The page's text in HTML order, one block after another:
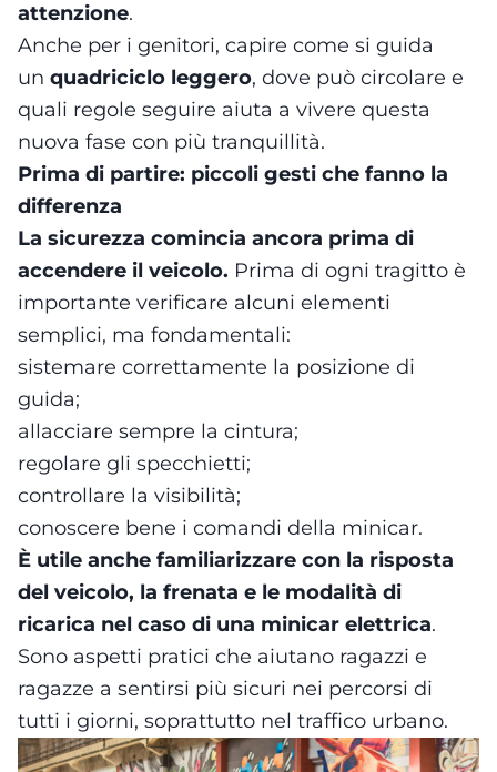
attenzione.
Anche per i genitori, capire come si guida
un quadriciclo leggero, dove può circolare e
quali regole seguire aiuta a vivere questa
nuova fase con più tranquillità.
Prima di partire: piccoli gesti che fanno la
differenza
La sicurezza comincia ancora prima di
accendere il veicolo. Prima di ogni tragitto è
importante verificare alcuni elementi
semplici, ma fondamentali:
sistemare correttamente la posizione di
guida;
allacciare sempre la cintura;
regolare gli specchietti;
controllare la visibilità;
conoscere bene i comandi della minicar.
È utile anche familiarizzare con la risposta
del veicolo, la frenata e le modalità di
ricarica nel caso di una minicar elettrica.
Sono aspetti pratici che aiutano ragazzi e
ragazze a sentirsi più sicuri nei percorsi di
tutti i giorni, soprattutto nel traffico urbano.